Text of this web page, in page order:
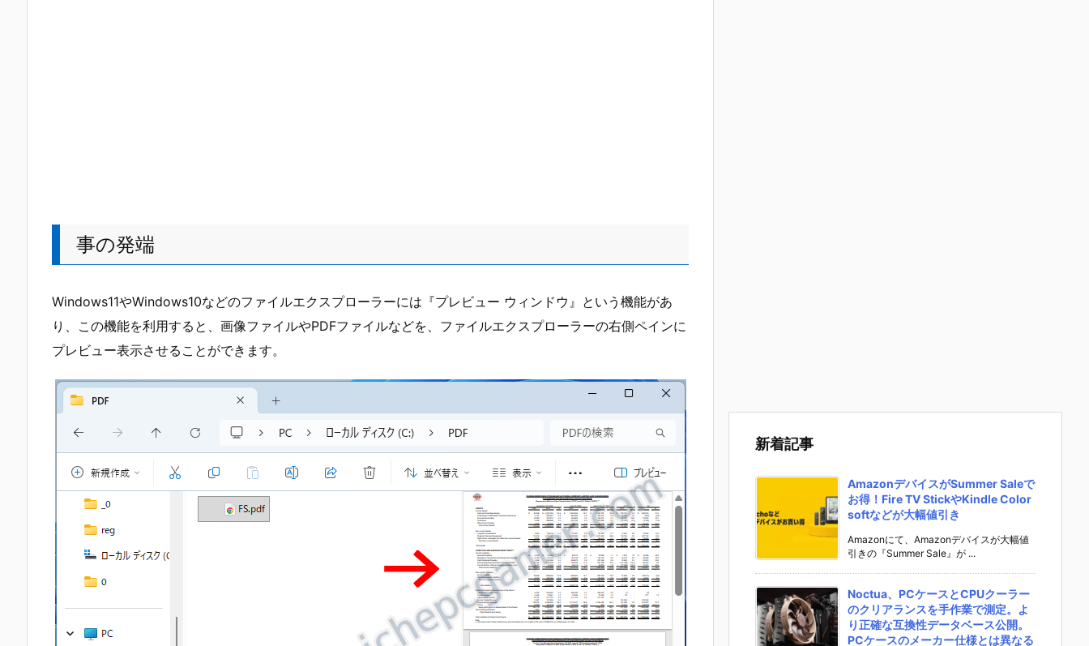
事の発端
Windows11やWindows10などのファイルエクスプローラーには『プレビュー ウィンドウ』という機能があ
り、この機能を利用すると、画像ファイルやPDFファイルなどを、ファイルエクスプローラーの右側ペインに
プレビュー表示させることができます。
新着記事
AmazonデバイスがSummer Saleで
お得！Fire TV StickやKindle Color
softなどが大幅値引き
Amazonにて、Amazonデバイスが大幅値
引きの『Summer Sale』が ...
Noctua、PCケースとCPUクーラー
のクリアランスを手作業で測定。よ
り正確な互換性データベース公開。
PCケースのメーカー仕様とは異なる